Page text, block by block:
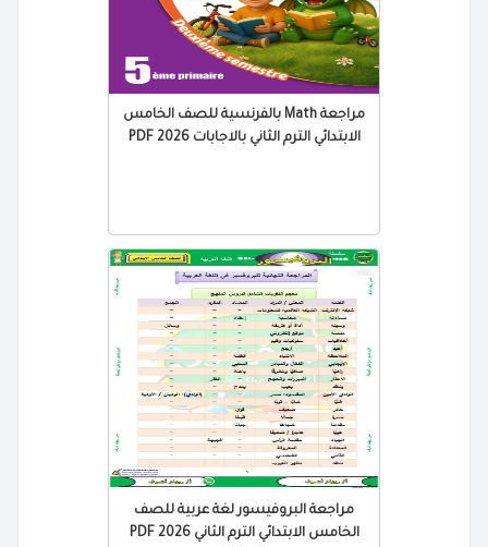
مراجعة Math بالفرنسية للصف الخامس
الابتدائي الترم الثاني بالاجابات 2026 PDF
مراجعة البروفيسور لغة عربية للصف
الخامس الابتدائي الترم الثاني 2026 PDF